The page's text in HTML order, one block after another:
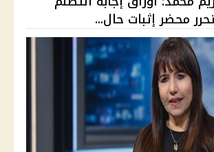
محضر إثبات حال...